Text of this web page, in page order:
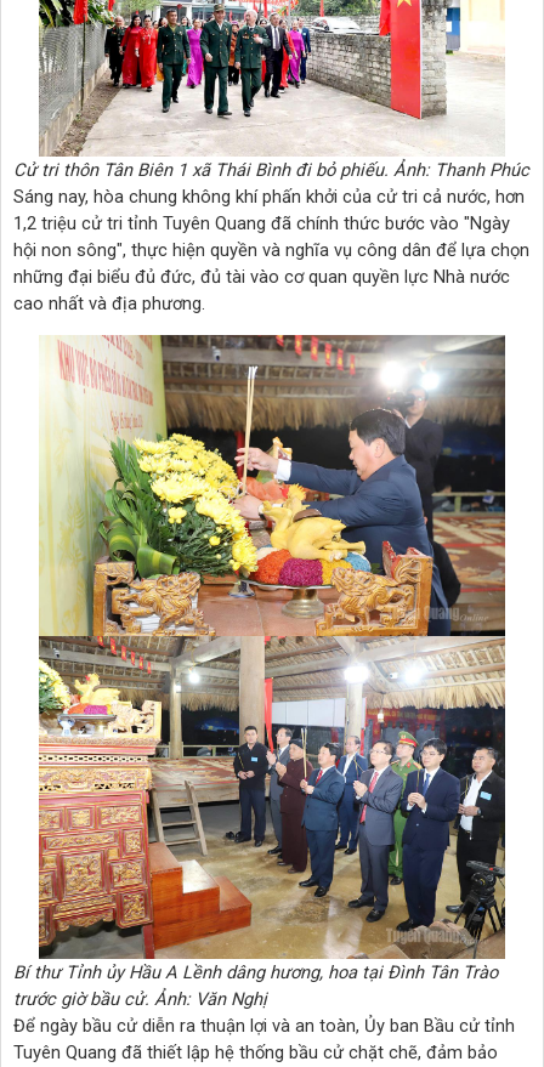
Cử tri thôn Tân Biên 1 xã Thái Bình đi bỏ phiếu. Ảnh: Thanh Phúc
Sáng nay, hòa chung không khí phấn khởi của cử tri cả nước, hơn
1,2 triệu cử tri tỉnh Tuyên Quang đã chính thức bước vào "Ngày
hội non sông", thực hiện quyền và nghĩa vụ công dân để lựa chọn
những đại biểu đủ đức, đủ tài vào cơ quan quyền lực Nhà nước
cao nhất và địa phương.
Bí thư Tỉnh ủy Hầu A Lềnh dâng hương, hoa tại Đình Tân Trào
trước giờ bầu cử. Ảnh: Văn Nghị
Để ngày bầu cử diễn ra thuận lợi và an toàn, Ủy ban Bầu cử tỉnh
Tuyên Quang đã thiết lập hệ thống bầu cử chặt chẽ, đảm bảo